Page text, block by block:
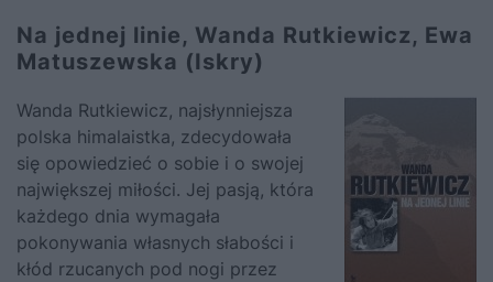
Na jednej linie, Wanda Rutkiewicz, Ewa
Matuszewska (Iskry)
Wanda Rutkiewicz, najsłynniejsza
polska himalaistka, zdecydowała
się opowiedzieć o sobie i o swojej
największej miłości. Jej pasją, która
każdego dnia wymagała
pokonywania własnych słabości i
kłód rzucanych pod nogi przez